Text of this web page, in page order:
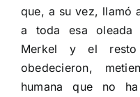
que, a su vez, llamó
a toda esa oleada
Merkel y el
obedecieron,
humana que no